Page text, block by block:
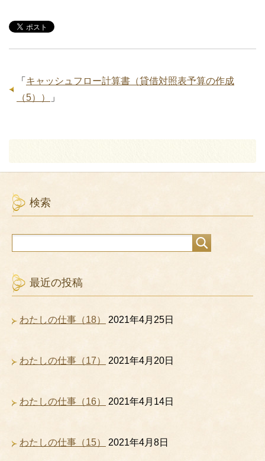
「 キャッシュフロー計算書（貸借対照表予算の作成
（5））
」
検索
最近の投稿
わたしの仕事（18） 2021年4月25日
わたしの仕事（17） 2021年4月20日
わたしの仕事（16） 2021年4月14日
わたしの仕事（15） 2021年4月8日